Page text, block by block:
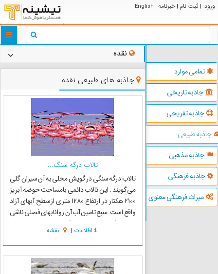
ورود | ثبت نام | خبرنامه |
English
تمامی موارد
جاذبه تاریخی
جاذبه تفریحی
جاذبه طبیعی
جاذبه مذهبی
جاذبه فرهنگی
میراث فرهنگی معنوی
نقده
جاذبه های طبیعی نقده
تالاب درگه سنگ...
تالاب درگه سنگی در گویش محلی به آن سیران گلی
می‌گویند . این تالاب دائمی بامساحت حوضه آبریز
2100 هکتار در ارتفاع 1280 متری ازسطح آبهای آزاد
واقع است. منبع تامین آب آن روانابهای فصلی ناشی
از بارندگی، مازاد جریان آب انهار،سنتی منشعب
ازرودخانه گدارنقده،جریان چشمه هاونشت آبهای
زیرزمینی می‌ب...
اطلاعات | نقشه